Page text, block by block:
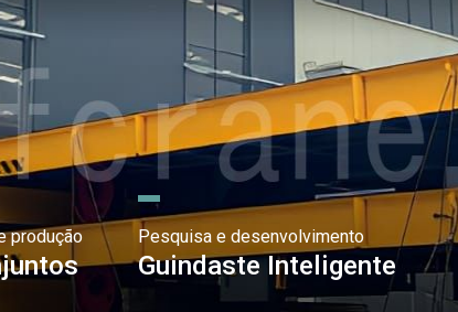
produção Pesquisa e desenvolvimento
Guindaste Inteligente